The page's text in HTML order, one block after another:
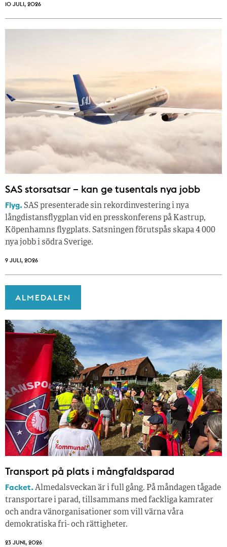
10 JULI, 2026
SAS storsatsar – kan ge tusentals nya jobb
Flyg.SAS presenterade sin rekordinvestering i nya
långdistansflygplan vid en presskonferens på Kastrup,
Köpenhamns flygplats. Satsningen förutspås skapa 4 000
nya jobb i södra Sverige.
9 JULI, 2026
ALMEDALEN
Transport på plats i mångfaldsparad
Facket.Almedalsveckan är i full gång. På måndagen tågade
transportare i parad, tillsammans med fackliga kamrater
och andra vänorganisationer som vill värna våra
demokratiska fri- och rättigheter.
23 JUNI, 2026